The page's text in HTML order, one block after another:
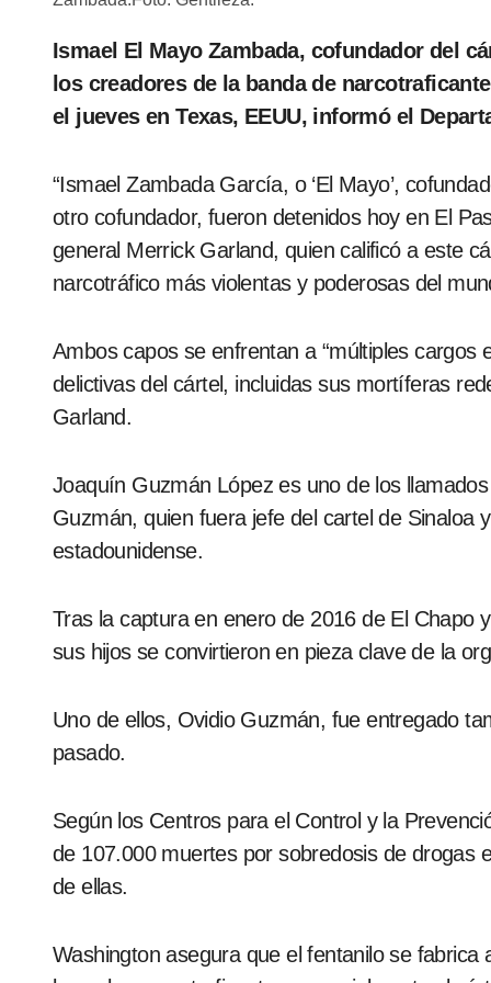
Ismael El Mayo Zambada, cofundador del cártel mexicano de Sinaloa, y el hijo de otro de
los creadores de la banda de
el jueves en Texas, EEUU, informó el
“Ismael Zambada García, o ‘El Mayo’,
otro cofundador, fueron detenidos hoy en El
general Merrick Garland, quien calificó a este
narcotráfico más violentas y poderosas del
Ambos capos se enfrentan a “múltiples cargos
delictivas del cártel, incluidas sus mortíferas
Garland.
Joaquín Guzmán López es uno de los
Guzmán, quien fuera jefe del cartel de Sinaloa
estadounidense.
Tras la captura en enero de 2016 de El Chapo
sus hijos se convirtieron en pieza clave de la
Uno de ellos, Ovidio Guzmán, fue entregado
pasado.
Según los Centros para el Control y la
de 107.000 muertes por sobredosis de drogas
de ellas.
Washington asegura que el fentanilo se